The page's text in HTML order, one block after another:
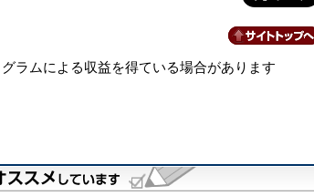
ラムによる収益を得ている場合があります